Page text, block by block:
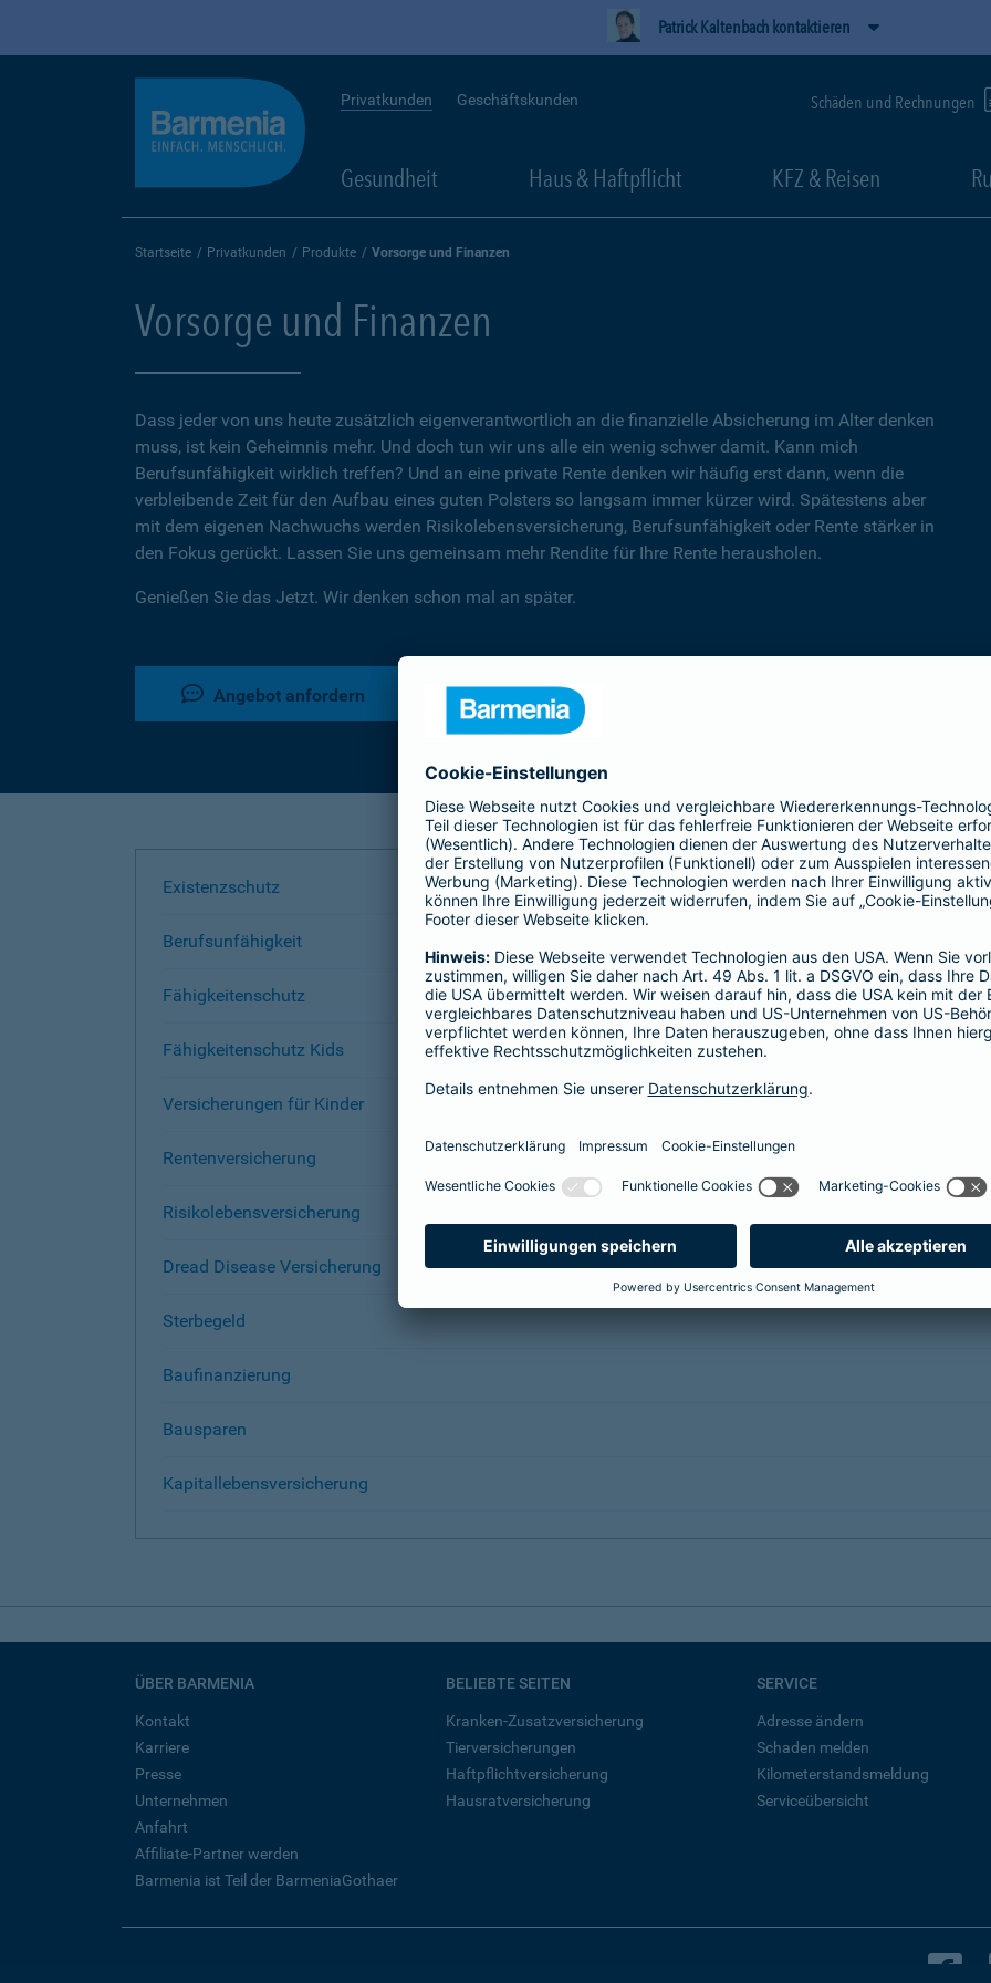
Patrick Kaltenbach kontaktieren
Privatkunden Geschäftskunden Schäden und Rechnungen
Gesundheit Haus & Haftpflicht KFZ & Reisen
Startseite Privatkunden Produkte Vorsorge und Finanzen
Vorsorge und Finanzen
Dass jeder von uns heute zusätzlich eigenverantwortlich an die finanzielle Absicherung im Alter denken
muss, ist kein Geheimnis mehr. Und doch tun wir uns alle ein wenig schwer damit. Kann mich
Berufsunfähigkeit wirklich treffen? Und an eine private Rente denken wir häufig erst dann, wenn die
verbleibende Zeit für den Aufbau eines guten Polsters so langsam immer kürzer wird. Spätestens aber
mit dem eigenen Nachwuchs werden Risikolebensversicherung, Berufsunfähigkeit oder Rente stärker in
den Fokus gerückt. Lassen Sie uns gemeinsam mehr Rendite für Ihre Rente herausholen.
Genießen Sie das Jetzt. Wir denken schon mal an später.
Angebot anfordern
Existenzschutz
Berufsunfähigkeit
Fähigkeitenschutz
Fähigkeitenschutz Kids
Versicherungen für Kinder
Rentenversicherung
Risikolebensversicherung
Dread Disease Versicherung
Sterbegeld
Baufinanzierung
Bausparen
Kapitallebensversicherung
ÜBER BARMENIA
Kontakt
Karriere
Presse
Unternehmen
Anfahrt
Affiliate-Partner werden
Barmenia ist Teil der BarmeniaGothaer
BELIEBTE SEITEN
Kranken-Zusatzversicherung
Tierversicherungen
Haftpflichtversicherung
Hausratversicherung
SERVICE
Adresse ändern
Schaden melden
Kilometerstandsmeldung
Serviceübersicht